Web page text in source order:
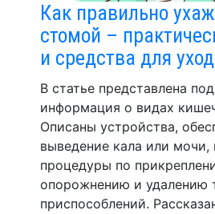
Как правильно
стомой –
и средства для
В статье представлена
информация о видах
Описаны устройства,
выведение кала или мочи,
процедуры по
опорожнению и удалению
приспособлений.